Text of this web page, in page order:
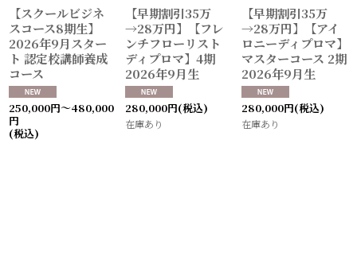
【スクールビジネ
スコース8期生】
2026年9月スター
ト 認定校講師養成
コース
250,000円～480,000
円
(税込)
【早期割引35万
→28万円】【フレ
ンチフローリスト
ディプロマ】4期
2026年9月生
280,000円(税込)
在庫あり
【早期割引35万
→28万円】【アイ
ロニーディプロマ】
マスターコース 2期
2026年9月生
280,000円(税込)
在庫あり